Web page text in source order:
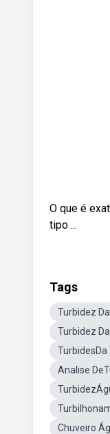
O que é
tipo ...
Tags
Turbidez
Turbidez
TurbidesDa
Analise
Chuveiro